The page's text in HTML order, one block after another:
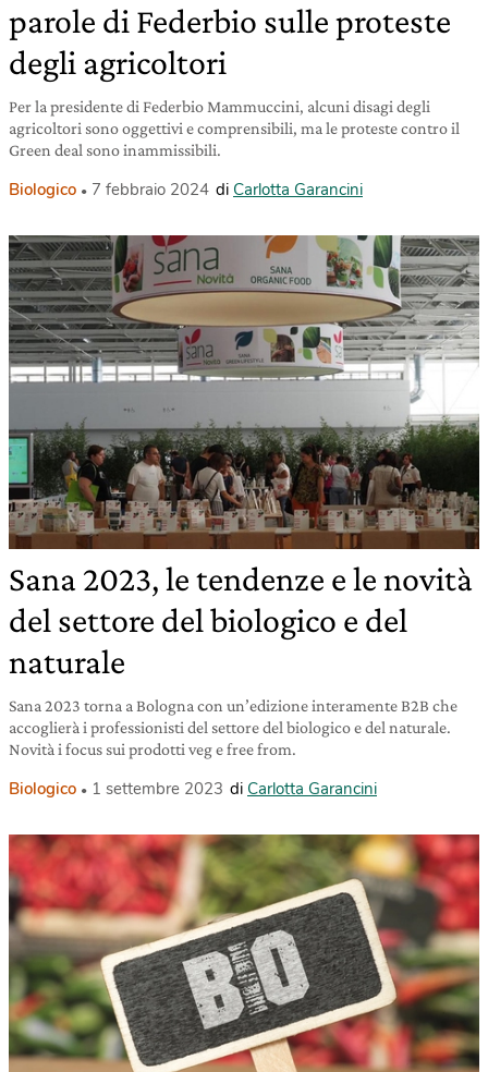
parole di Federbio sulle proteste
degli agricoltori
Per la presidente di Federbio Mammuccini, alcuni disagi degli
agricoltori sono oggettivi e comprensibili, ma le proteste contro il
Green deal sono inammissibili.
Biologico 7 febbraio 2024 di Carlotta Garancini
Sana 2023, le tendenze e le novità
del settore del biologico e del
naturale
Sana 2023 torna a Bologna con un’edizione interamente B2B che
accoglierà i professionisti del settore del biologico e del naturale.
Novità i focus sui prodotti veg e free from.
Biologico 1 settembre 2023 di Carlotta Garancini